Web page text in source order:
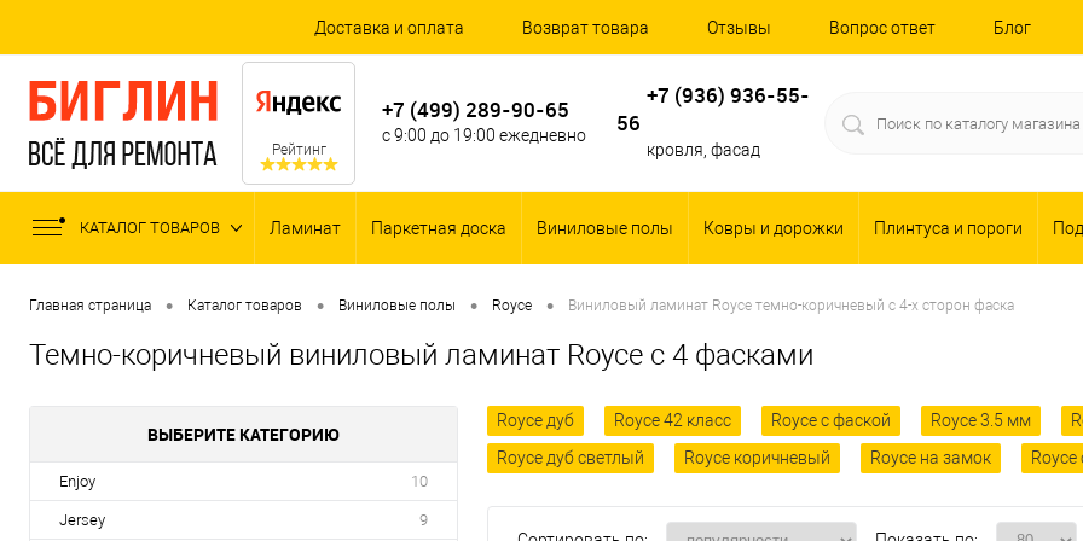
Доставка и оплата Возврат товара Отзывы Вопрос ответ Блог
Рейтинг
+7 (499) 289-90-65
с 9:00 до 19:00 ежедневно
+7 (936) 936-55-
56
кровля, фасад
КАТАЛОГ ТОВАРОВ Ламинат Паркетная доска Виниловые полы Ковры и дорожки Плинтуса и пороги
Главная страница • Каталог товаров • Виниловые полы • Royce • Виниловый ламинат Royce темно-коричневый с 4-х сторон фаска
Темно-коричневый виниловый ламинат Royce с 4 фасками
ВЫБЕРИТЕ КАТЕГОРИЮ
Enjoy 10
Jersey 9
Royce дуб Royce 42 класс Royce с фаской Royce 3.5 мм
Royce дуб светлый
Royce коричневый Royce на замок Royce